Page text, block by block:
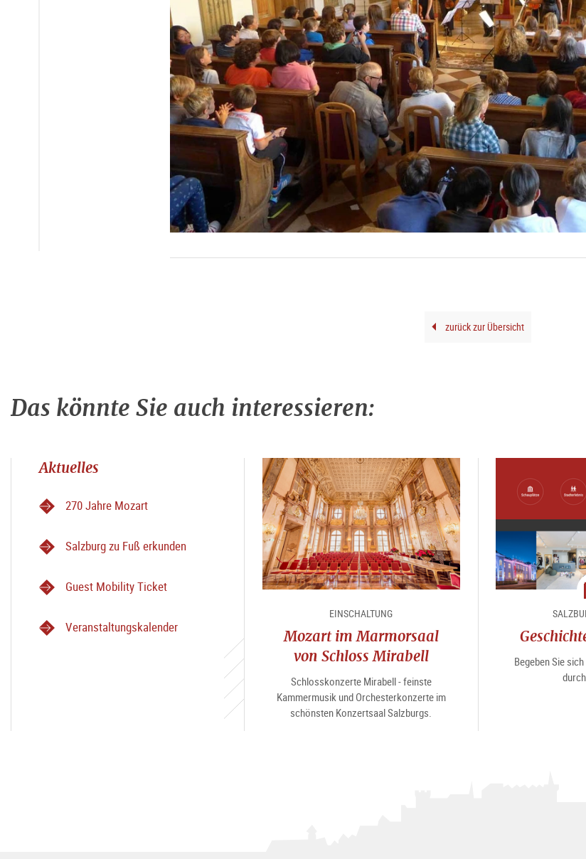
zurück zur Übersicht
Das könnte Sie auch interessieren:
Aktuelles
270 Jahre Mozart
Salzburg zu Fuß erkunden
Guest Mobility Ticket
Veranstaltungskalender
EINSCHALTUNG
Mozart im Marmorsaal
von Schloss Mirabell
Schlosskonzerte Mirabell - feinste
Kammermusik und Orchesterkonzerte im
schönsten Konzertsaal Salzburgs.
Begeben Sie